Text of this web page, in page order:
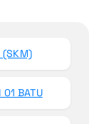
01 BATU